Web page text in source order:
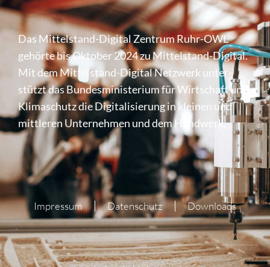
Das Mittel­stand-Digital Zentrum Ruhr-OWL
gehörte bis Oktober 2024 zu Mittel­stand-Digital.
Mit dem Mittel­stand-Digital Netzwerk unter­
stützt das Bundes­mi­nis­te­rium für Wirt­schaft und
Klima­schutz die Digi­ta­li­sie­rung in kleinen und
mittleren Unter­nehmen und dem Handwerk.
Impressum Datenschutz Downloads